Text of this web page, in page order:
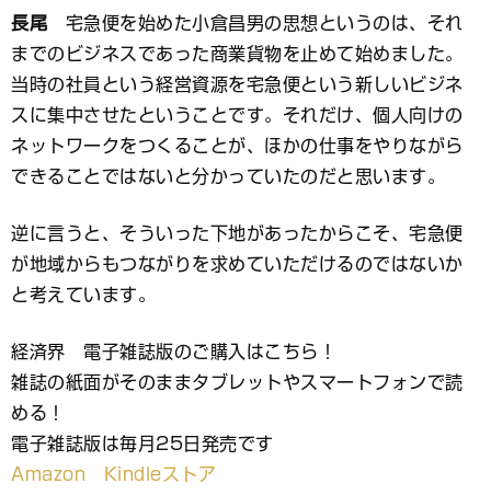
長尾 宅急便を始めた小倉昌男の思想というのは、それ
までのビジネスであった商業貨物を止めて始めました。
当時の社員という経営資源を宅急便という新しいビジネ
スに集中させたということです。それだけ、個人向けの
ネットワークをつくることが、ほかの仕事をやりながら
できることではないと分かっていたのだと思います。
逆に言うと、そういった下地があったからこそ、宅急便
が地域からもつながりを求めていただけるのではないか
と考えています。
経済界 電子雑誌版のご購入はこちら！
雑誌の紙面がそのままタブレットやスマートフォンで読
める！
電子雑誌版は毎月25日発売です
Amazon Kindleストア